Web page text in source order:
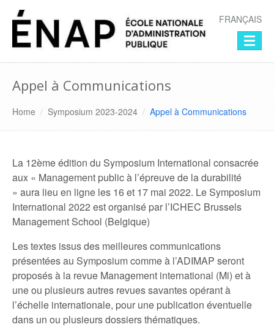
Symposium -
FRANÇAIS
Appel à Communications
Home / Symposium 2023-2024 / Appel à Communications
La 12ème édition du Symposium International consacrée
aux « Management public à l’épreuve de la durabilité
» aura lieu en ligne les 16 et 17 mai 2022. Le Symposium
International 2022 est organisé par l’ICHEC Brussels
Management School (Belgique)
Les textes issus des meilleures communications
présentées au Symposium comme à l’ADIMAP seront
proposés à la revue Management international (Mi) et à
une ou plusieurs autres revues savantes opérant à
l’échelle internationale, pour une publication éventuelle
dans un ou plusieurs dossiers thématiques.